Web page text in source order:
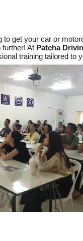
to get your car or
further! At Patcha
training tailored to